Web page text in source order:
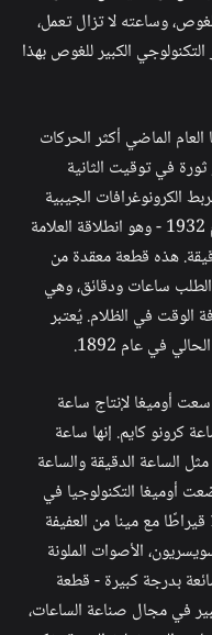
وساعته لا تزال تعمل،
الكبير للغوص بهذا
الماضي أكثر الحركات
في توقيت الثانية
الكرونوغرافات الجيبية
المستخدمة في أولمبياد لوس أنجلوس عام 1932 - وهو انطلاقة العلامة
هذه قطعة معقدة من
الطلب ساعات ودقائق، وهي
الوقت في الظلام. يُعتبر
في عام 1892.
أوميغا لإنتاج ساعة
كرونو كايم. إنها ساعة
الساعة الدقيقة والساعة
أوميغا التكنولوجيا في
ساعة سبيدماستر من ذهب سيدنا عيار 18 قيراطًا مع مينا من العفيفة
الأصوات الملونة
بدرجة كبيرة - قطعة
في مجال صناعة الساعات،